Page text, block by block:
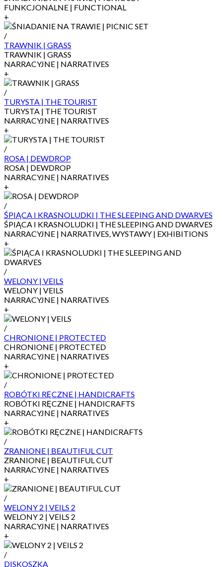
FUNKCJONALNE | FUNCTIONAL
+
/
TRAWNIK | GRASS
TRAWNIK | GRASS
NARRACYJNE | NARRATIVES
+
/
TURYSTA | THE TOURIST
TURYSTA | THE TOURIST
NARRACYJNE | NARRATIVES
+
/
ROSA | DEWDROP
ROSA | DEWDROP
NARRACYJNE | NARRATIVES
+
/
ŚPIĄCA I KRASNOLUDKI | THE SLEEPING AND DWARVES
ŚPIĄCA I KRASNOLUDKI | THE SLEEPING AND DWARVES
NARRACYJNE | NARRATIVES, WYSTAWY | EXHIBITIONS
+
/
WELONY | VEILS
WELONY | VEILS
NARRACYJNE | NARRATIVES
+
/
CHRONIONE | PROTECTED
CHRONIONE | PROTECTED
NARRACYJNE | NARRATIVES
+
/
ROBÓTKI RĘCZNE | HANDICRAFTS
ROBÓTKI RĘCZNE | HANDICRAFTS
NARRACYJNE | NARRATIVES
+
/
ZRANIONE | BEAUTIFUL CUT
ZRANIONE | BEAUTIFUL CUT
NARRACYJNE | NARRATIVES
+
/
WELONY 2 | VEILS 2
WELONY 2 | VEILS 2
NARRACYJNE | NARRATIVES
+
/
DISKOSZKA